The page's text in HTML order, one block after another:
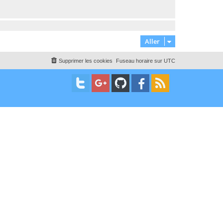
Aller
Fuseau horaire sur UTC
Supprimer les cookies